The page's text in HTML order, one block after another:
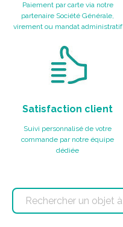
Paiement par carte via notre
partenaire Société Générale,
virement ou mandat administratif
Satisfaction client
Suivi personnalisé de votre
commande par notre équipe
dédiée